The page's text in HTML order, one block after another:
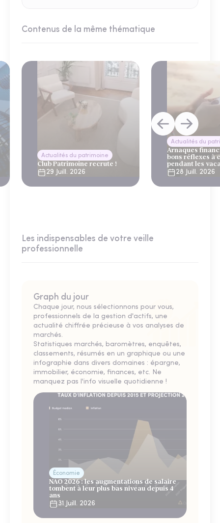
Contenus de la même thématique
Actualités du patrimoine
Club Patrimoine recrute !
29 Juill. 2026
Actualités du
Arnaques
bons réflexes à
pendant les
28 Juill. 2026
Les indispensables de votre veille
professionnelle
Graph du jour
Chaque jour, nous sélectionnons pour vous,
professionnels de la gestion d'actifs, une
actualité chiffrée précieuse à vos analyses de
marchés.
Statistiques marchés, baromètres, enquêtes,
classements, résumés en un graphique ou une
infographie dans divers domaines : épargne,
immobilier, économie, finances, etc. Ne
manquez pas l'info visuelle quotidienne !
Économie
NAO 2026 : les augmentations de salaire
tombent à leur plus bas niveau depuis 4
ans
31 Juill. 2026